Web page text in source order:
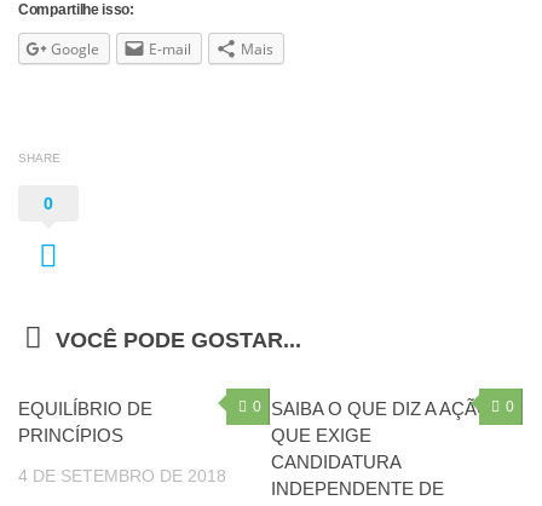
Compartilhe isso:
Google E-mail Mais
SHARE
0
VOCÊ PODE GOSTAR...
0
EQUILÍBRIO DE
PRINCÍPIOS
4 DE SETEMBRO DE 2018
0
SAIBA O QUE DIZ A AÇÃO
QUE EXIGE
CANDIDATURA
INDEPENDENTE DE